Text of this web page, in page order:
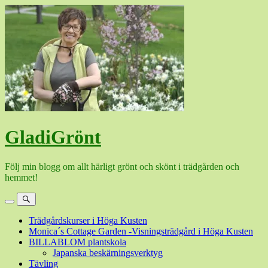
Hoppa
GladiGrönt
Följ min blogg om allt härligt grönt och skönt i trädgården och
hemmet!
MenySök
Trädgårdskurser i Höga Kusten
Monica´s Cottage Garden -Visningsträdgård i Höga Kusten
BILLABLOM plantskola
Japanska beskärningsverktyg
Tävling